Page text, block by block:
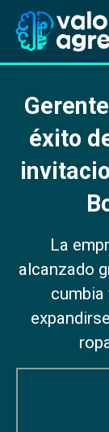
éxito
La
alcanzado
cumbia